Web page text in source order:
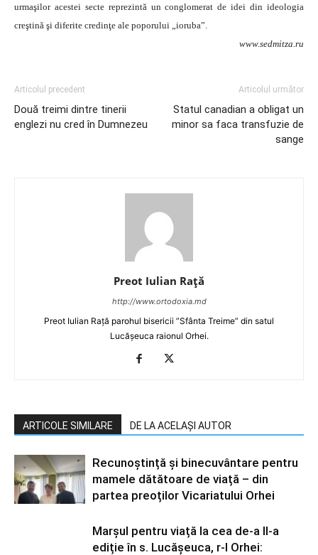
urmaşilor acestei secte reprezintă un conglomerat de idei din ideologia
creştină şi diferite credinţe ale poporului „ioruba”.
www.sedmitza.ru
Articolul precedent
Două treimi dintre tinerii
englezi nu cred în Dumnezeu
Articolul următor
Statul canadian a obligat un
minor sa faca transfuzie de
sange
Preot Iulian Raţă
http://www.ortodoxia.md
Preot Iulian Rață parohul bisericii ”Sfânta Treime” din satul
Lucășeuca raionul Orhei.
ARTICOLE SIMILARE DE LA ACELAȘI AUTOR
Recunoștință și binecuvântare pentru
mamele dătătoare de viață – din
partea preoților Vicariatului Orhei
Marșul pentru viață la cea de-a II-a
ediție în s. Lucășeuca, r-l Orhei: